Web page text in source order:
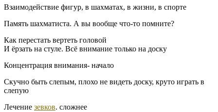
Взаимодействие фигур, в шахматах, в жизни, в спорте
Память шахматиста. А вы вообще что-то помните?
Как перестать вертеть головой
И ёрзать на стуле. Всё внимание только на доску
Концентрация внимания- начало
Скучно быть слепым, плохо не видеть доску, круто играть в
слепую
Лечение зевков. сложнее